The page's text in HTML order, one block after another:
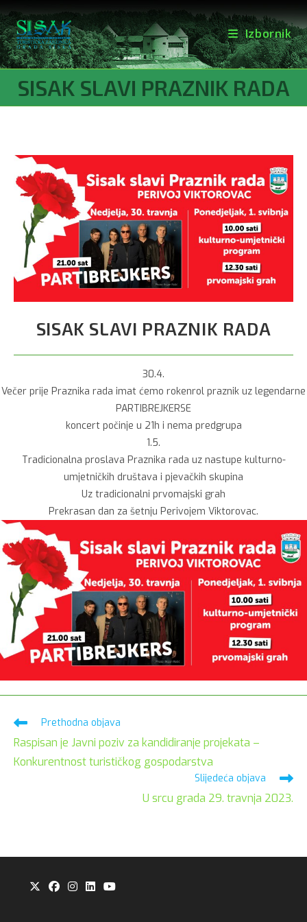
sadržaj
Izbornik
SISAK SLAVI PRAZNIK RADA
SISAK SLAVI PRAZNIK RADA
30.4.
Večer prije Praznika rada imat ćemo rokenrol praznik uz legendarne
PARTIBREJKERSE
koncert počinje u 21h i nema predgrupa
1.5.
Tradicionalna proslava Praznika rada uz nastupe kulturno-
umjetničkih društava i pjevačkih skupina
Uz tradicionalni prvomajski grah
Prekrasan dan za šetnju Perivojem Viktorovac.
Pročitaj
članaka
Prethodna objava
Raspisan je Javni poziv za kandidiranje projekata –
Konkurentnost turističkog gospodarstva
Slijedeća objava
U srcu grada 29. travnja 2023.